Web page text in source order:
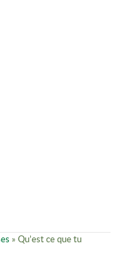
» Qu’est ce que tu